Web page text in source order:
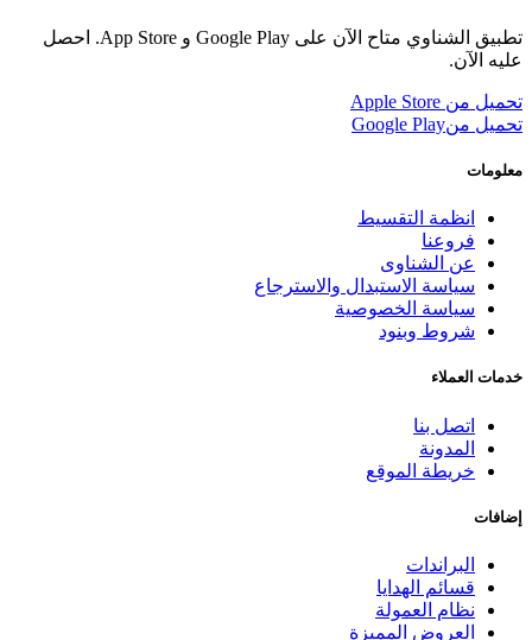
تطبيق الشناوي متاح الآن على Google Play و App Store. احصل
عليه الآن.
تحميل من Apple Store
تحميل منGoogle Play
معلومات
انظمة التقسيط
فروعنا
عن الشناوى
سياسة الاستبدال والاسترجاع
سياسة الخصوصية
شروط وبنود
خدمات العملاء
اتصل بنا
المدونة
خريطة الموقع
إضافات
البراندات
قسائم الهدايا
نظام العمولة
العروض المميزة